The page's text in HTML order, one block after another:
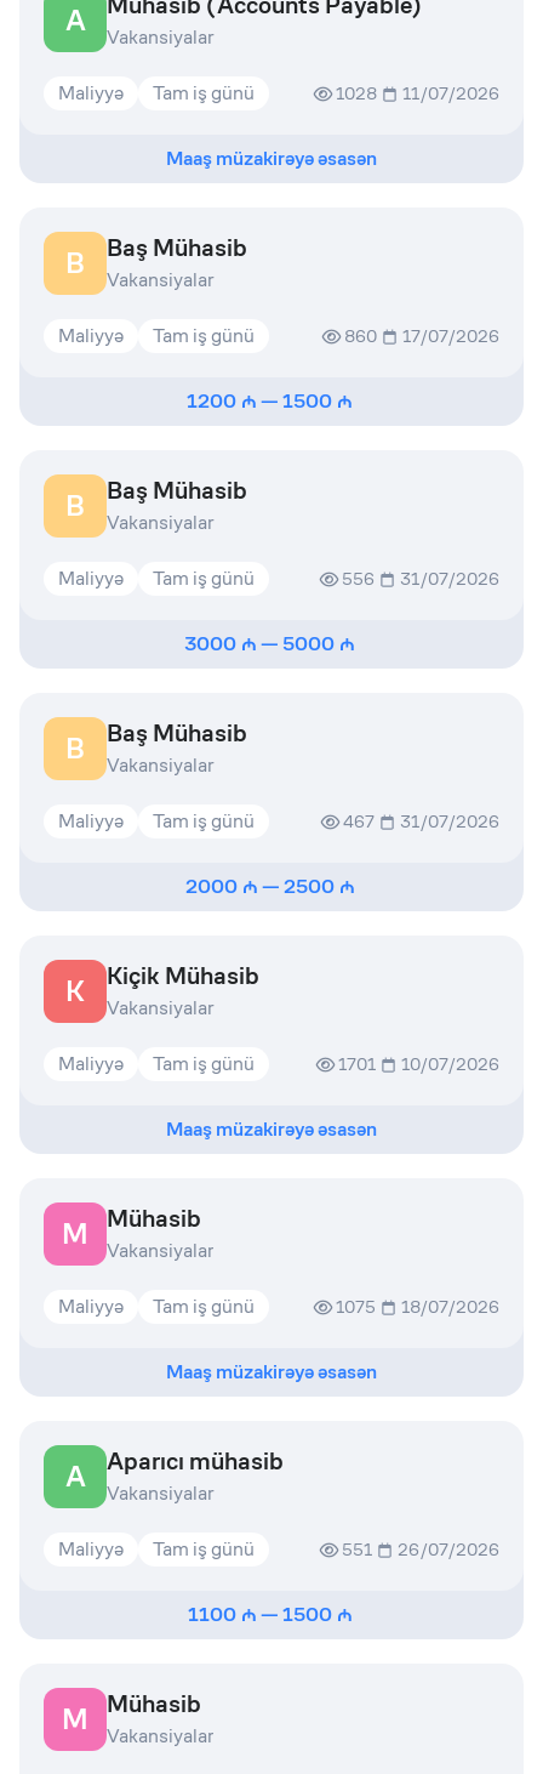
A Vakansiyalar
Maliyyə Tam iş günü 1028 11/07/2026
Maaş müzakirəyə əsasən
B Baş Mühasib
Vakansiyalar
Maliyyə Tam iş günü 860 17/07/2026
1200 —1500
B Baş Mühasib
Vakansiyalar
Maliyyə Tam iş günü 556 31/07/2026
3000 — 5000
B Baş Mühasib
Vakansiyalar
Maliyyə Tam iş günü 467 31/07/2026
2000 —2500
K Kiçik Mühasib
Vakansiyalar
Maliyyə Tam iş günü 1701 10/07/2026
Maaş müzakirəyə əsasən
M Mühasib
Vakansiyalar
Maliyyə Tam iş günü 1075 18/07/2026
Maaş müzakirəyə əsasən
A Aparıcı mühasib
Vakansiyalar
Maliyyə Tam iş günü 551 26/07/2026
1100 —1500
M Mühasib
Vakansiyalar